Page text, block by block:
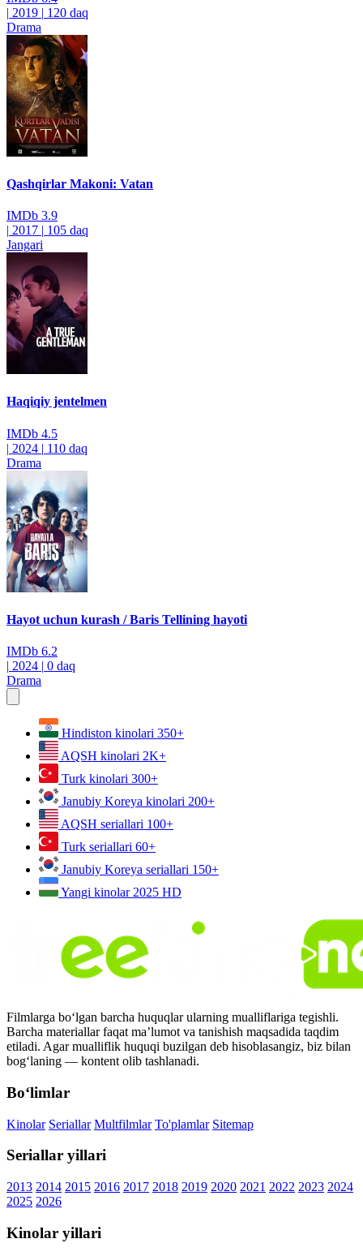
| 2019 | 120 daq
Drama
Qashqirlar Makoni: Vatan
IMDb 3.9
| 2017 | 105 daq
Jangari
Haqiqiy jentelmen
IMDb 4.5
| 2024 | 110 daq
Drama
Hayot uchun kurash / Baris Tellining hayoti
IMDb 6.2
| 2024 | 0 daq
Drama
Hindiston kinolari 350+
AQSH kinolari 2K+
Turk kinolari 300+
Janubiy Koreya kinolari 200+
AQSH seriallari 100+
Turk seriallari 60+
Janubiy Koreya seriallari 150+
Yangi kinolar 2025 HD
Filmlarga bo‘lgan barcha huquqlar ularning mualliflariga tegishli.
Barcha materiallar faqat ma’lumot va tanishish maqsadida taqdim
etiladi. Agar mualliflik huquqi buzilgan deb hisoblasangiz, biz bilan
bog‘laning — kontent olib tashlanadi.
Bo‘limlar
Kinolar Seriallar Multfilmlar To'plamlar Sitemap
Seriallar yillari
2013 2014 2015 2016 2017 2018 2019 2020 2021 2022 2023 2024
2025 2026
Kinolar yillari